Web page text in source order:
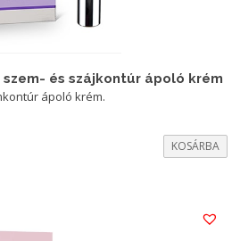
és szájkontúr ápoló krém
ápoló krém.
KOSÁRBA